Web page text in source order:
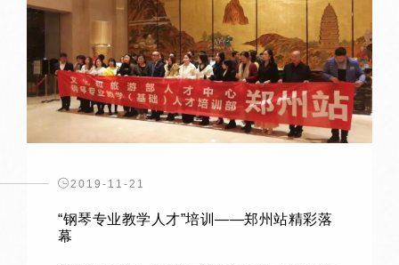
2019-11-21
“钢琴专业教学人才”培训——郑州站精彩落
幕